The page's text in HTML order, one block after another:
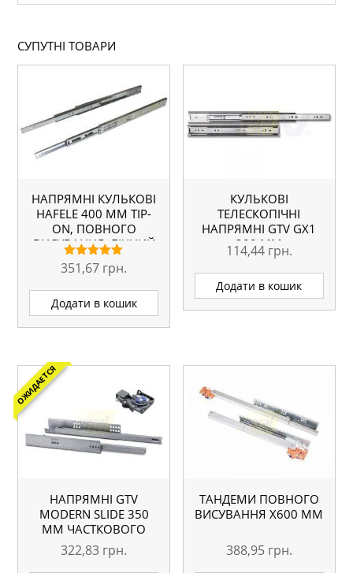
СУПУТНІ ТОВАРИ
НАПРЯМНІ КУЛЬКОВІ
HAFELE 400 ММ TIP-
ON, ПОВНОГО
ВИСУВАННЯ, БІЧНИЙ
МОНТАЖ
Оцінено в
5.00
351,67 грн.
Додати в кошик
КУЛЬКОВІ
ТЕЛЕСКОПІЧНІ
НАПРЯМНІ GTV GX1
300 ММ
114,44 грн.
Додати в кошик
ОЖИДАЕТСЯ
НАПРЯМНІ GTV
MODERN SLIDE 350
ММ ЧАСТКОВОГО
ВИСУВАННЯ З
ДОВОДЧИКОМ ПІД 18
322,83 грн.
ТАНДЕМИ ПОВНОГО
ВИСУВАННЯ Х600 ММ
388,95 грн.